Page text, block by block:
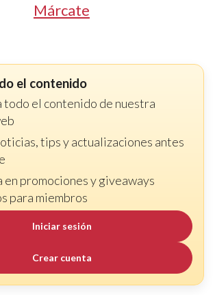
Márcate
el contenido
todo el contenido de nuestra
tips y actualizaciones antes
en promociones y giveaways
para miembros
Iniciar sesión
Crear cuenta